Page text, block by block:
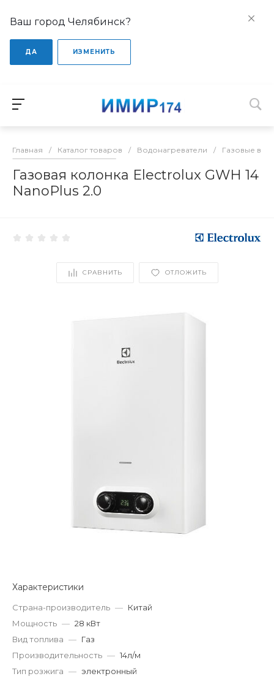
Ваш город Челябинск?
ДА ИЗМЕНИТЬ
Главная / Каталог товаров / Водонагреватели / Газовые
Газовая колонка Electrolux GWH 14
NanoPlus 2.0
СРАВНИТЬ ОТЛОЖИТЬ
Характеристики
Страна-производитель — Китай
Мощность — 28 кВт
Вид топлива — Газ
Производительность — 14л/м
Тип розжига — электронный